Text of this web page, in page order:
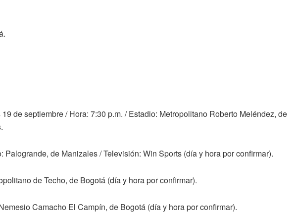
de septiembre / Hora: 7:30 p.m. / Estadio: Metropolitano Roberto Meléndez, de
Palogrande, de Manizales / Televisión: Win Sports (día y hora por confirmar).
de Techo, de Bogotá (día y hora por confirmar).
Camacho El Campín, de Bogotá (día y hora por confirmar).